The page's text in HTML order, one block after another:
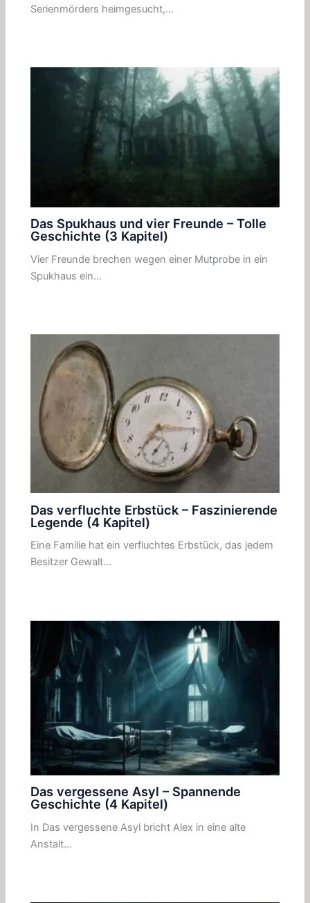
Serienmörders heimgesucht,…
Das Spukhaus und vier Freunde – Tolle
Geschichte (3 Kapitel)
Vier Freunde brechen wegen einer Mutprobe in ein
Spukhaus ein…
Das verfluchte Erbstück – Faszinierende
Legende (4 Kapitel)
Eine Familie hat ein verfluchtes Erbstück, das jedem
Besitzer Gewalt…
Das vergessene Asyl – Spannende
Geschichte (4 Kapitel)
In Das vergessene Asyl bricht Alex in eine alte
Anstalt…